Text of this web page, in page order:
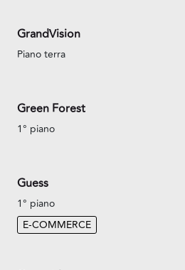
GrandVision
Piano terra
Green Forest
1° piano
Guess
1° piano
E-COMMERCE